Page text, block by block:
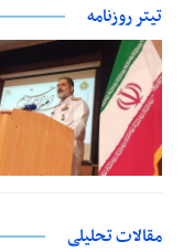
تیتر روزنامه
مقالات تحلیلی